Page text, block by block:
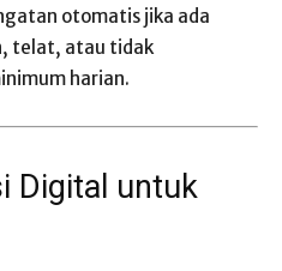
otomatis jika ada
telat, atau tidak
harian.
Digital untuk